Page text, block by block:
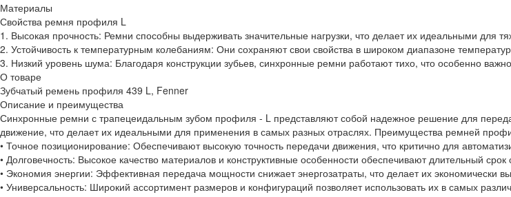
Материалы
Свойства ремня профиля L
1. Высокая прочность: Ремни способны выдерживать значительные нагрузки, что делает их идеальными для
2. Устойчивость к температурным колебаниям: Они сохраняют свои свойства в широком диапазоне
3. Низкий уровень шума: Благодаря конструкции зубьев, синхронные ремни работают тихо, что особенно
О товаре
Зубчатый ремень профиля 439 L, Fenner
Описание и преимущества
Синхронные ремни с трапецеидальным зубом профиля - L представляют собой надежное решение для
движение, что делает их идеальными для применения в самых разных отраслях. Преимущества ремней
• Точное позиционирование: Обеспечивают высокую точность передачи движения, что критично для
• Долговечность: Высокое качество материалов и конструктивные особенности обеспечивают длительный срок
• Экономия энергии: Эффективная передача мощности снижает энергозатраты, что делает их экономически
• Универсальность: Широкий ассортимент размеров и конфигураций позволяет использовать их в самых